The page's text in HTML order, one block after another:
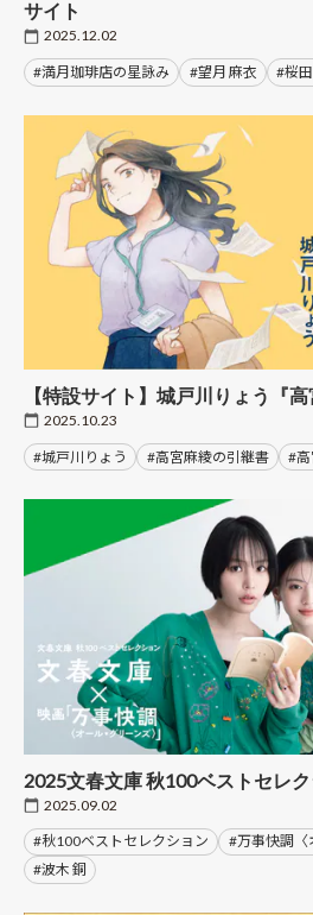
サイト
2025.12.02
#満月珈琲店の星詠み #望月 麻衣 #桜
【特設サイト】城戸川りょう『
2025.10.23
#城戸川りょう #高宮麻綾の引継書 #
2025文春文庫 秋100ベストセレ
2025.09.02
#秋100ベストセレクション
#万事快調〈
#波木 銅